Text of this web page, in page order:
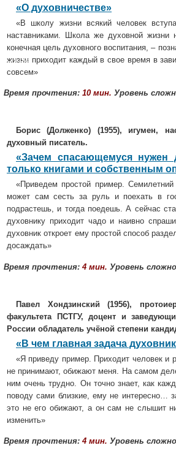
«О духовничестве»
«В школу жизни всякий человек
наставниками. Школа же духовной жизни
конечная цель духовного воспитания, –
жизни приходит каждый в свое время в
совсем»
Время прочтения: 10 мин. Уровень
Борис (Долженко) (1955), игумен,
духовный писатель.
«Зачем спасающемуся нужен
только книгами и собственным
«Приведем простой пример.
может сам сесть за руль и поехать в
подрастешь, и тогда поедешь. А сейчас
духовнику приходит чадо и наивно
духовник откроет ему простой способ
досаждать»
Время прочтения: 4 мин. Уровень
Павел Хондзинский (1956),
факультета ПСТГУ, доцент и
России обладатель учёной степени
«В чем главная задача
«Я приведу пример. Приходит человек и
не принимают, обижают меня. На самом
ним очень трудно. Он точно знает, как
поводу сами близкие, ему не интересно…
это не его обижают, а он сам не слышит
изменить»
Время прочтения: 4 мин. Уровень